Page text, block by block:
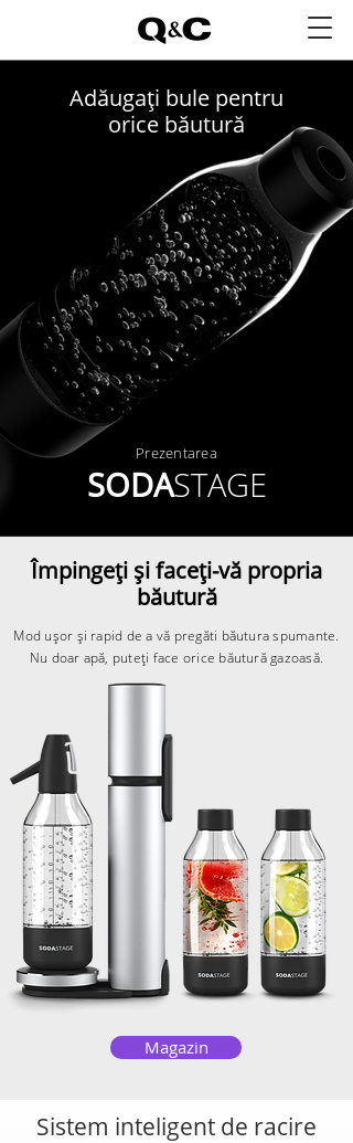
Adăugați bule pentru
orice băutură
Prezentarea
SODASTAGE
Împingeți și faceți-vă propria
băutură
Mod ușor și rapid de a vă pregăti băutura spumante.
Nu doar apă, puteți face orice băutură gazoasă.
Magazin
Sistem inteligent de racire